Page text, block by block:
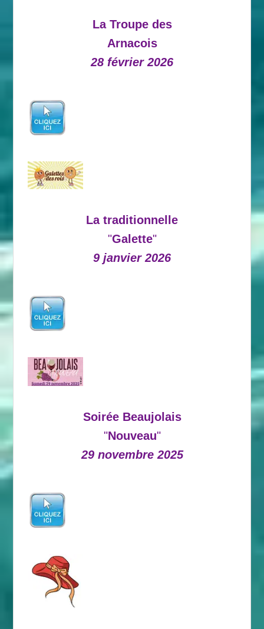
La Troupe des
Arnacois
28 février 2026
La traditionnelle
"Galette"
9 janvier 2026
Soirée Beaujolais
"Nouveau"
29 novembre 2025